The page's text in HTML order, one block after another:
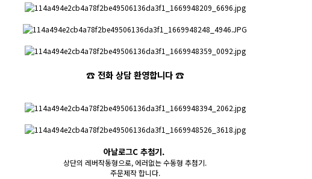
☎ 전화 상담 환영합니다 ☎
아날로그C 추첨기.
상단의 레버작동형으로, 에러없는 수동형 추첨기.
주문제작 합니다.